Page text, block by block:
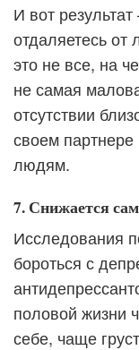
И вот
отдаляетесь
это не все, на
не самая
отсутствии
своем
людям.
7. Снижается
Исследования
бороться с
половой жизни
себе, чаще